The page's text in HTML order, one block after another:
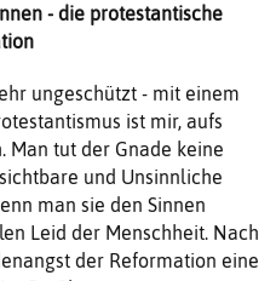
- die protestantische
ungeschützt - mit einem
ist mir, aufs
Man tut der Gnade keine
und Unsinnliche
man sie den Sinnen
Leid der Menschheit. Nach
der Reformation eine